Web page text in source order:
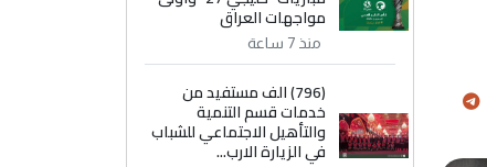
مواجهات العراق
منذ 7 ساعة
(796) الف مستفيد من
خدمات قسم التنمية
والتأهيل الاجتماعي للشباب
في الزيارة الارب...